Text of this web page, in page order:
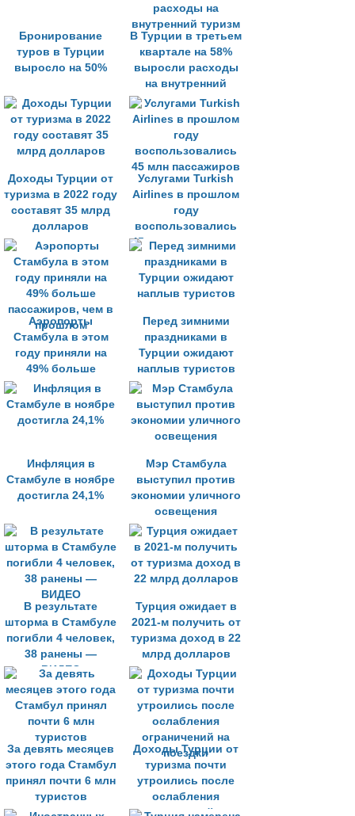
Бронирование
туров в Турции
выросло на 50%
В Турции в третьем
квартале на 58%
выросли расходы
на внутренний
туризм
Доходы Турции от
туризма в 2022 году
составят 35 млрд
долларов
Услугами Turkish
Airlines в прошлом
году
воспользовались
45 млн пассажиров
Аэропорты
Стамбула в этом
году приняли на
49% больше
пассажиров, чем в
прошлом
Перед зимними
праздниками в
Турции ожидают
наплыв туристов
Инфляция в
Стамбуле в ноябре
достигла 24,1%
Мэр Стамбула
выступил против
экономии уличного
освещения
В результате
шторма в Стамбуле
погибли 4 человек,
38 ранены —
ВИДЕО
Турция ожидает в
2021-м получить от
туризма доход в 22
млрд долларов
За девять месяцев
этого года Стамбул
принял почти 6 млн
туристов
Доходы Турции от
туризма почти
утроились после
ослабления
ограничений на